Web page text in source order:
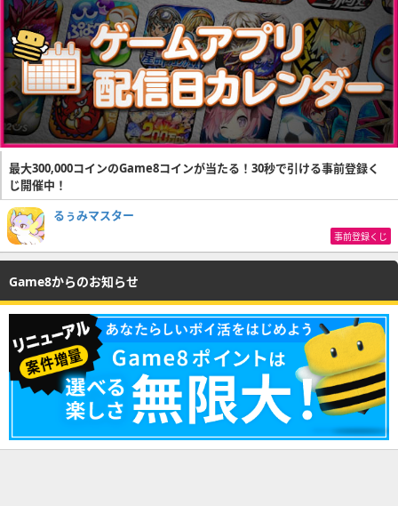
最大300,000コインのGame8コインが当たる！30秒で引ける事前登録く
じ開催中！
るぅみマスター
事前登録くじ
Game8からのお知らせ